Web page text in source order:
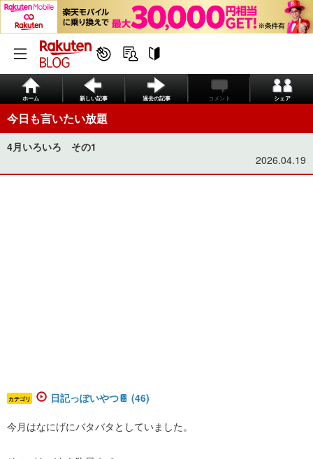
ホーム 新しい記事 過去の記事 コメント シェア
今日も言いたい放題
4月いろいろ その1
2026.04.19
カテゴリ 日記っぽいやつ📔 (46)
​今月はなにげにバタバタとしていました。